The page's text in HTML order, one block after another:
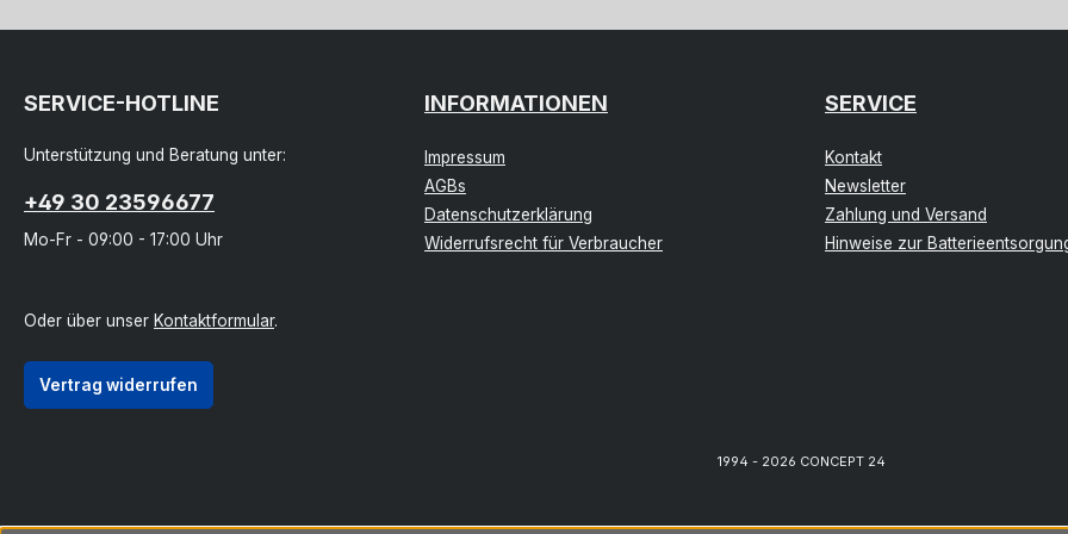
SERVICE-HOTLINE
Unterstützung und Beratung unter:
+49 30 23596677
Mo-Fr - 09:00 - 17:00 Uhr
Oder über unser Kontaktformular.
Vertrag widerrufen
INFORMATIONEN
Impressum
AGBs
Datenschutzerklärung
Widerrufsrecht für Verbraucher
SERVICE
Kontakt
Newsletter
Zahlung und Versand
Hinweise zur
1994 - 2026 CONCEPT 24